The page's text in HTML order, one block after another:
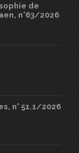
de
n°63/2026
n° 51.1/2026